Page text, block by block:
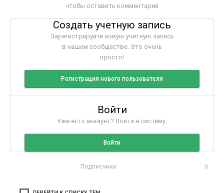
чтобы оставить комментарий
Создать учетную запись
Зарегистрируйте новую учётную запись
в нашем сообществе. Это очень
просто!
Регистрация нового пользователя
Войти
Уже есть аккаунт? Войти в систему.
Войти
Подписчики 0